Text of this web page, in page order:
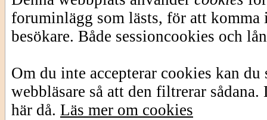
foruminlägg som lästs, för att
besökare. Både sessioncookies och
Om du inte accepterar cookies kan
webbläsare så att den filtrerar
här då. Läs mer om cookies